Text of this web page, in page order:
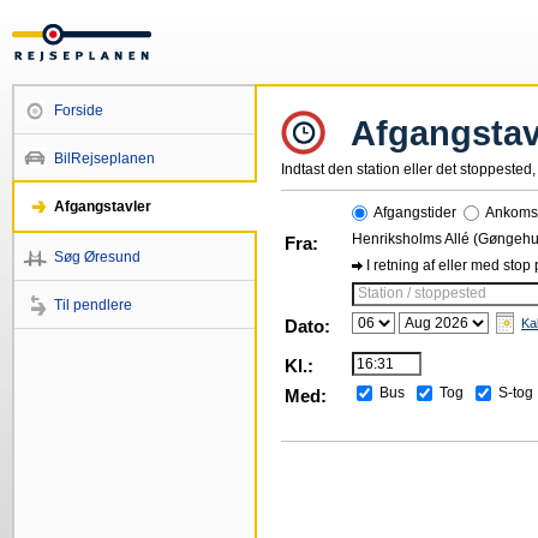
Forside
BilRejseplanen
Afgangstavler
Søg Øresund
Til pendlere
Indtast den station eller det
Afgangstider
Fra:
Henriksholms Allé
I retning af eller med stop
Station / stoppested
Dato:
Kl.:
Med:
Bus Tog S-tog